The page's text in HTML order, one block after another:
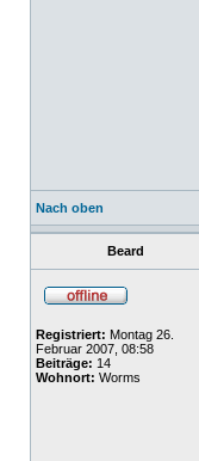
Nach oben
Beard
Registriert: Montag 26.
Februar 2007, 08:58
Beiträge: 14
Wohnort: Worms